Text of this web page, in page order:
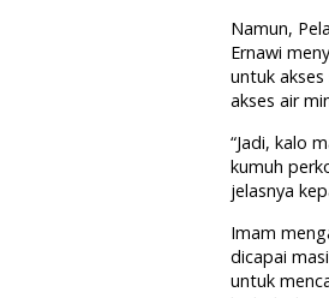
Namun,
Ernawi
untuk
akses air
“Jadi, kalo
kumuh
jelasnya
Imam
dicapai
untuk